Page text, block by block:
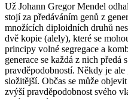
Už Johann Gregor Mendel
stojí za předáváním genů z
množících diploidních druhů
dvě kopie (alely), které se
principy volné segregace a
generace se každá z nich předá
pravděpodobností. Někdy je ale
složitější. Občas se může
zvýší pravděpodobnost svého